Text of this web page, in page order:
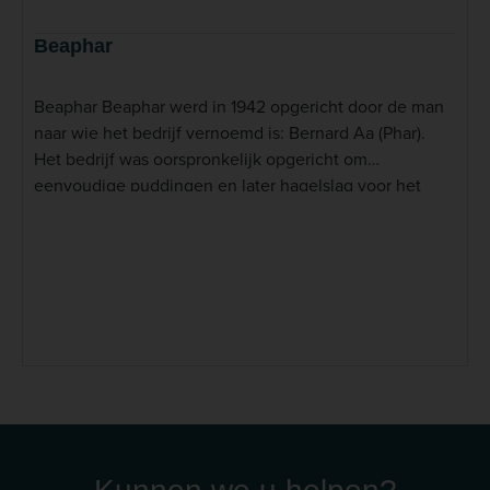
Beaphar
Beaphar Beaphar werd in 1942 opgericht door de man
naar wie het bedrijf vernoemd is: Bernard Aa (Phar).
Het bedrijf was oorspronkelijk opgericht om
eenvoudige puddingen en later hagelslag voor het
knaagdieren en vogels een gewaardeerd lid van de
gezelschapsdieren gemakkelijk toegang moeten